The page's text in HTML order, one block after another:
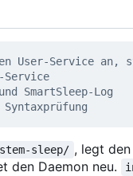
User-Service an,
Service
SmartSleep-Log
Syntaxprüfung
sleep/ , legt
den Daemon neu.